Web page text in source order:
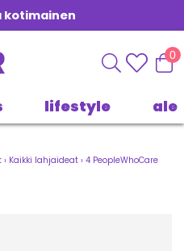
0
lifestyle ale
› Kaikki lahjaideat › 4 PeopleWhoCare